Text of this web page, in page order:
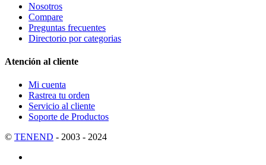
Nosotros
Compare
Preguntas frecuentes
Directorio por categorias
Atención al cliente
Mi cuenta
Rastrea tu orden
Servicio al cliente
Soporte de Productos
© TENEND - 2003 - 2024